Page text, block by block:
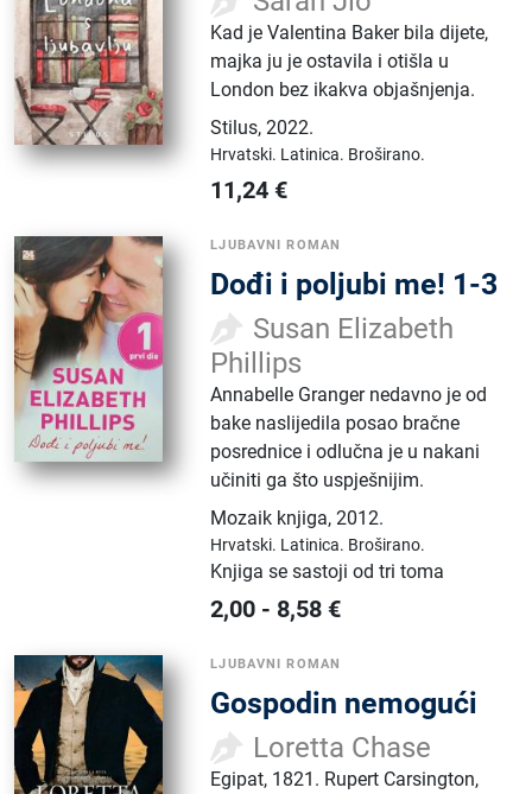
Kad je Valentina Baker bila dijete,
majka ju je ostavila i otišla u
London bez ikakva objašnjenja.
Stilus,2022.
Hrvatski. Latinica. Broširano.
11,24 €
LJUBAVNI ROMAN
Dođi i poljubi me! 1-3
Susan Elizabeth
Phillips
Annabelle Granger nedavno je od
bake naslijedila posao bračne
posrednice i odlučna je u nakani
učiniti ga što uspješnijim.
Mozaik knjiga,2012.
Hrvatski. Latinica. Broširano.
Knjiga se sastoji od tri toma
2,00 - 8,58 €
LJUBAVNI ROMAN
Gospodin nemogući
Loretta Chase
Egipat, 1821. Rupert Carsington,